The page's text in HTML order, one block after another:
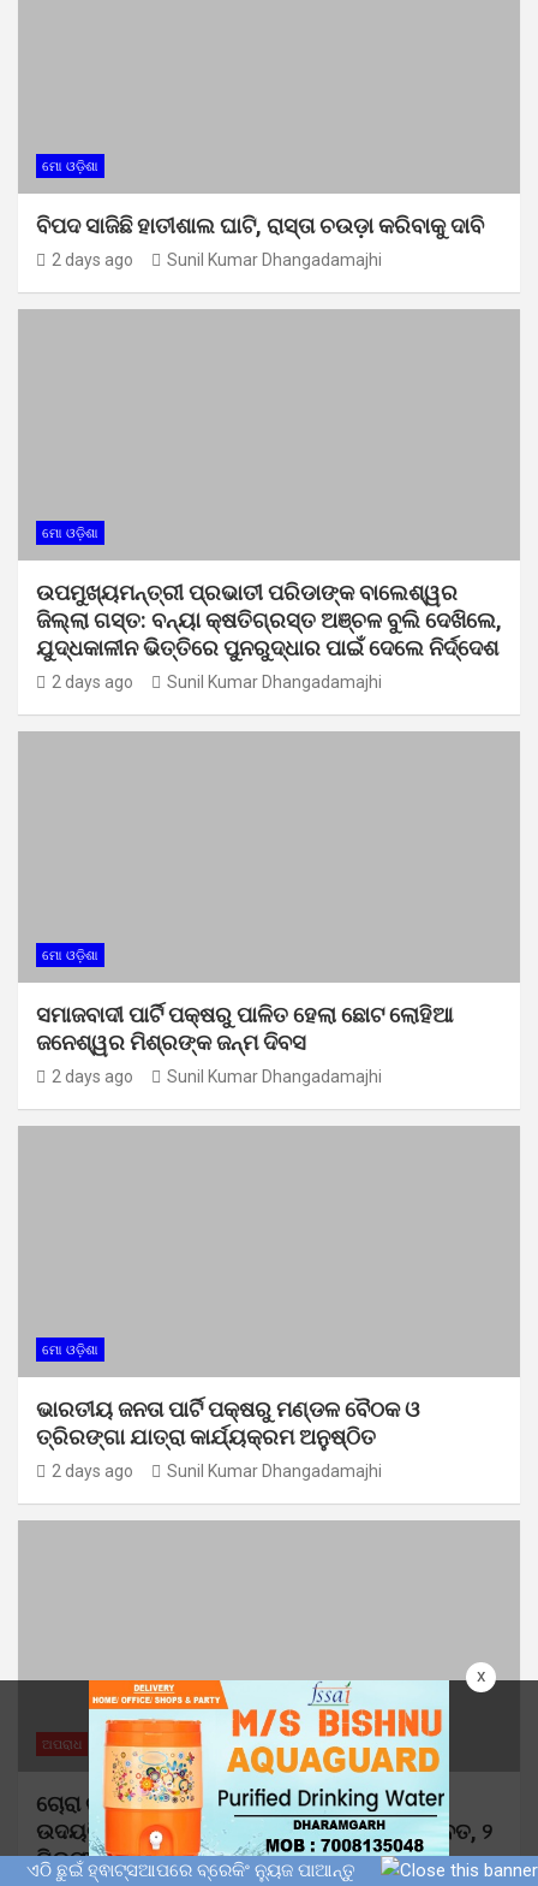
x
ମୋ ଓଡ଼ିଶା
ବିପଦ ସାଜିଛି ହାତୀଶାଲ ଘାଟି, ରାସ୍ତା ଚଉଡ଼ା କରିବାକୁ ଦାବି
2 days ago Sunil Kumar Dhangadamajhi
ମୋ ଓଡ଼ିଶା
ଉପମୁଖ୍ୟମନ୍ତ୍ରୀ ପ୍ରଭାତୀ ପରିଡାଙ୍କ ବାଲେଶ୍ୱର
ଜିଲ୍ଲା ଗସ୍ତ: ବନ୍ୟା କ୍ଷତିଗ୍ରସ୍ତ ଅଞ୍ଚଳ ବୁଲି ଦେଖିଲେ,
ଯୁଦ୍ଧକାଳୀନ ଭିତ୍ତିରେ ପୁନରୁଦ୍ଧାର ପାଇଁ ଦେଲେ ନିର୍ଦ୍ଦେଶ
2 days ago Sunil Kumar Dhangadamajhi
ମୋ ଓଡ଼ିଶା
ସମାଜବାଦୀ ପାର୍ଟି ପକ୍ଷରୁ ପାଳିତ ହେଲା ଛୋଟ ଲୋହିଆ
ଜନେଶ୍ୱର ମିଶ୍ରଙ୍କ ଜନ୍ମ ଦିବସ
2 days ago Sunil Kumar Dhangadamajhi
ମୋ ଓଡ଼ିଶା
ଭାରତୀୟ ଜନତା ପାର୍ଟି ପକ୍ଷରୁ ମଣ୍ଡଳ ବୈଠକ ଓ
ତ୍ରିରଙ୍ଗା ଯାତ୍ରା କାର୍ଯ୍ୟକ୍ରମ ଅନୁଷ୍ଠିତ
2 days ago Sunil Kumar Dhangadamajhi
ଅପରାଧ ମୋ ଓଡ଼ିଶା
ଚୋରା ଚାଲାଣ ପାଇଁ ପ୍ରସ୍ତୁତ ହେଉଥିବା ବେଳେ ଆର
ଉଦୟଗିରି ପୋଲିସ ପକ୍ଷରୁ ୨୫୧ କେଜି ଗଞ୍ଜେଇ ଜବତ, ୨
ଗିରଫ
ଏଠି ଛୁଇଁ ହ୍ଵାଟ୍ସଆପରେ ବ୍ରେକିଂ ନ୍ୟୁଜ ପାଆନ୍ତୁ